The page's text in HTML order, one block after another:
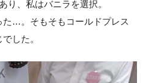
り、私はバニラを選択。
…。そもそもコールドプレス
した。